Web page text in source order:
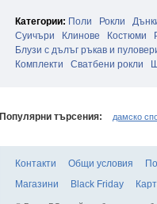
Категории: Поли Рокли
Суичъри
Клинове Костюми
Блузи с дълъг ръкав и
Комплекти
Сватбени рокли
Популярни търсения: дамско
Контакти Общи условия
Магазини
Black Friday